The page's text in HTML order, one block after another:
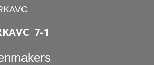
7-1